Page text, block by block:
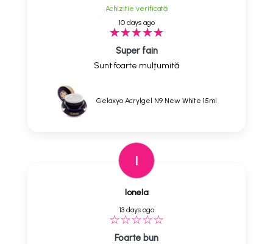
Achizitie verificată
10 days ago
Super fain
Sunt foarte mulțumită
Gelaxyo Acrylgel N9 New White 15ml
I
Ionela
13 days ago
Foarte bun